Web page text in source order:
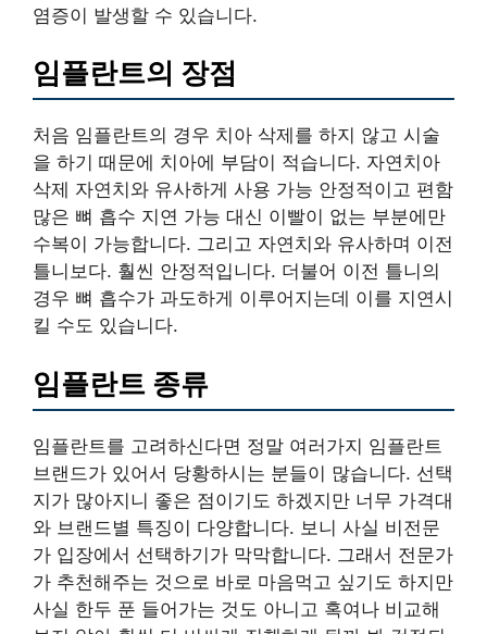
염증이 발생할 수 있습니다.
임플란트의 장점
처음 임플란트의 경우 치아 삭제를 하지 않고 시술
을 하기 때문에 치아에 부담이 적습니다. 자연치아
삭제 자연치와 유사하게 사용 가능 안정적이고 편함
많은 뼈 흡수 지연 가능 대신 이빨이 없는 부분에만
수복이 가능합니다. 그리고 자연치와 유사하며 이전
틀니보다. 훨씬 안정적입니다. 더불어 이전 틀니의
경우 뼈 흡수가 과도하게 이루어지는데 이를 지연시
킬 수도 있습니다.
임플란트 종류
임플란트를 고려하신다면 정말 여러가지 임플란트
브랜드가 있어서 당황하시는 분들이 많습니다. 선택
지가 많아지니 좋은 점이기도 하겠지만 너무 가격대
와 브랜드별 특징이 다양합니다. 보니 사실 비전문
가 입장에서 선택하기가 막막합니다. 그래서 전문가
가 추천해주는 것으로 바로 마음먹고 싶기도 하지만
사실 한두 푼 들어가는 것도 아니고 혹여나 비교해